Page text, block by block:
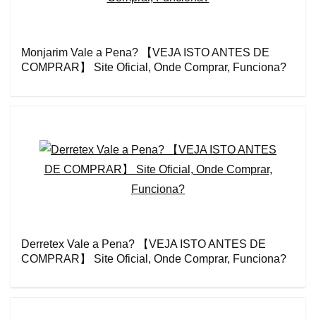
Monjarim Vale a Pena? 【VEJA ISTO ANTES DE
COMPRAR】 Site Oficial, Onde Comprar, Funciona?
Derretex Vale a Pena? 【VEJA ISTO ANTES DE
COMPRAR】 Site Oficial, Onde Comprar, Funciona?